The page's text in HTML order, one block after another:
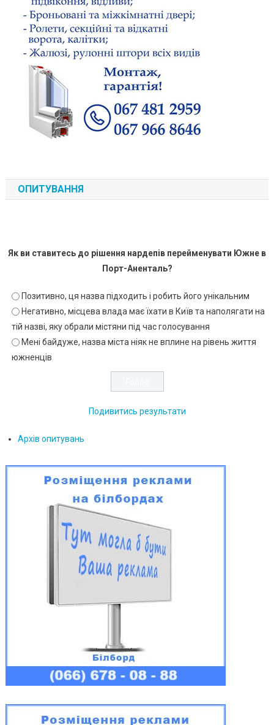
ОПИТУВАННЯ
Як ви ставитесь до рішення нардепів перейменувати Южне в
Порт-Аненталь?
Позитивно, ця назва підходить і робить його унікальним
Негативно, місцева влада має їхати в Київ та наполягати на
тій назві, яку обрали містяни під час голосування
Мені байдуже, назва міста ніяк не вплине на рівень життя
южненців
Подивитись результати
Архів опитувань